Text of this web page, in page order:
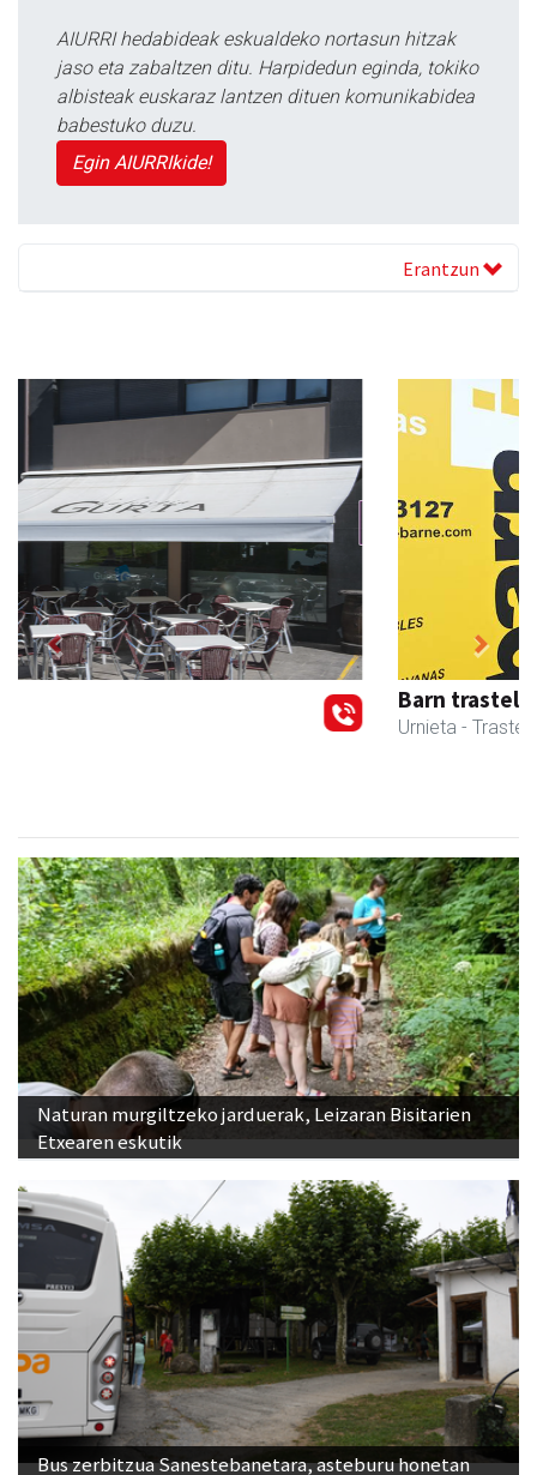
AIURRI hedabideak eskualdeko nortasun hitzak
jaso eta zabaltzen ditu. Harpidedun eginda, tokiko
albisteak euskaraz lantzen dituen komunikabidea
babestuko duzu.
Egin AIURRIkide!
Erantzun
Barn trasteleku eta biltegi txikien alokairua
Previous Next
Naturan murgiltzeko jarduerak, Leizaran Bisitarien
Etxearen eskutik
Bus zerbitzua Sanestebanetara, asteburu honetan